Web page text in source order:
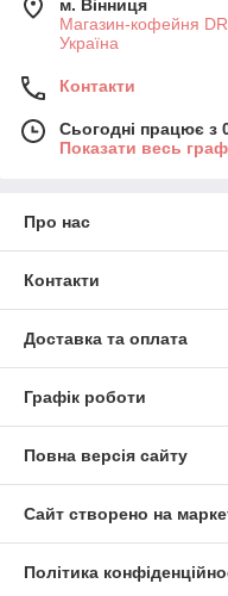
м. Вінниця
Магазин-кофейня
Україна
Контакти
Сьогодні працює з
Показати весь
Про нас
Контакти
Доставка та оплата
Графік роботи
Повна версія сайту
Сайт створено на
Політика